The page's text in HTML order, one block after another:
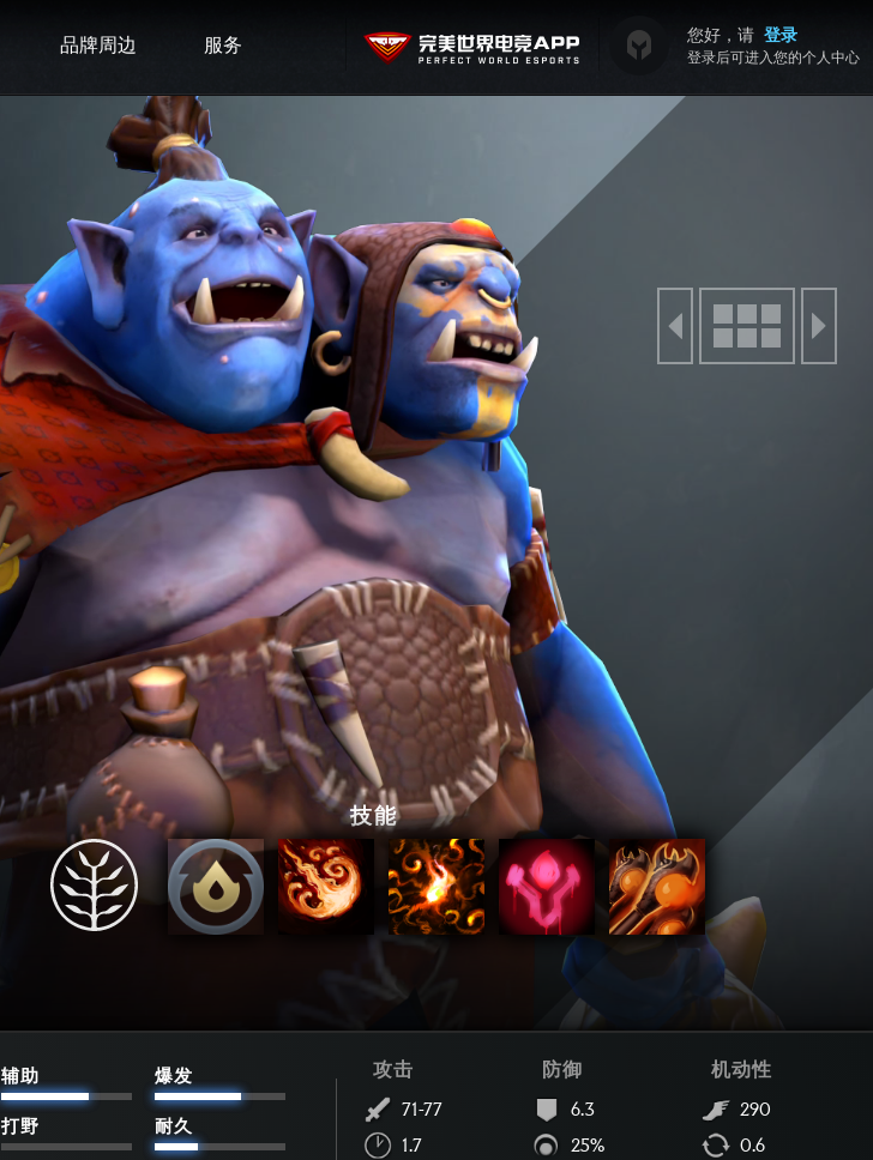
品牌周边 服务 您好，请 登录
登录后可进入您的个人中心
技能
辅助 爆发
打野 耐久
攻击
71-77
1.7
防御
6.3
25%
机动性
290
0.6